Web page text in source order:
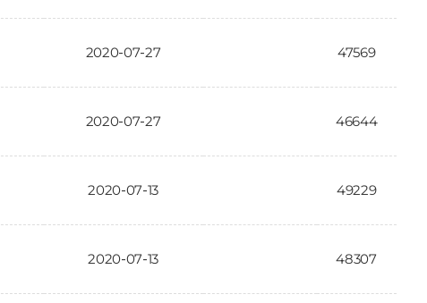
2020-07-27 47569
2020-07-27 46644
2020-07-13 49229
2020-07-13 48307